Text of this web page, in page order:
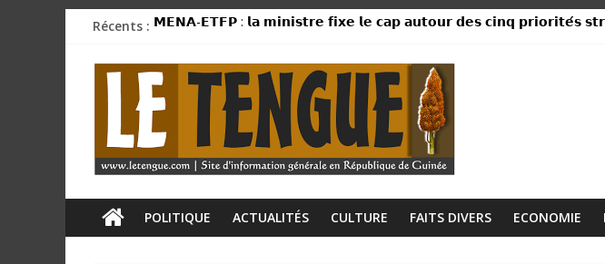
Passer
contenu
Récents : 𝗠𝗘𝗡𝗔-𝗘𝗧𝗙𝗣 : 𝗹𝗮 𝗺𝗶𝗻𝗶𝘀𝘁𝗿𝗲 𝗳𝗶𝘅𝗲 𝗹𝗲 𝗰𝗮𝗽 𝗮𝘂𝘁𝗼𝘂𝗿 𝗱𝗲𝘀 𝗰𝗶𝗻𝗾 𝗽𝗿𝗶𝗼𝗿𝗶𝘁𝗲́𝘀
CU SANOYAH : le corps d’un ressortissant libérien découvert à quelques
Kindia/Labota : six morts dans une violente collision entre un camion et un
Tourisme : vers la transformation de la plage Rogbanè en complexe balnéaire
L
e
T
e
POLITIQUE ACTUALITÉS CULTURE FAITS DIVERS ECONOMIE